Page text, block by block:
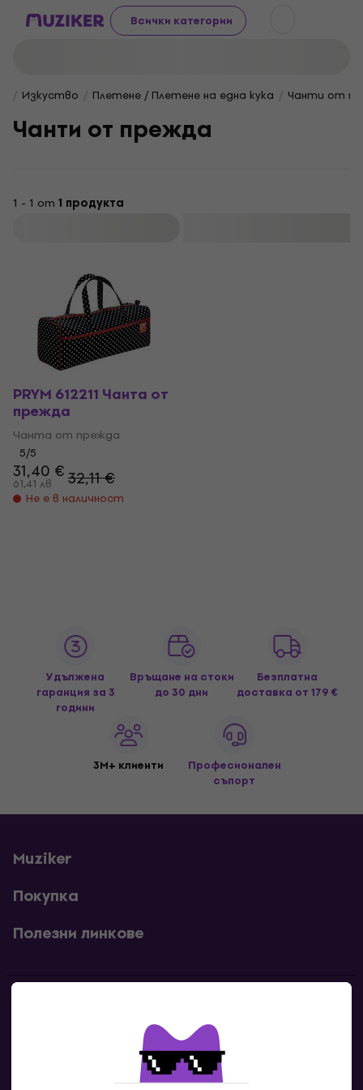
Всички категории
Изкуство Плетене / Плетене на една кука Чанти от
Чанти от прежда
1 - 1 от 1 продукта
PRYM 612211 Чанта от
прежда
Чанта от прежда
5/5
31,40 €
61,41 лв 32,11 €
Не е в наличност
Удължена
гаранция за 3
години
Връщане на стоки
до 30 дни
Безплатна
доставка от 179 €
3M+ клиенти
Професионален
съпорт
Muziker
Покупка
Полезни линкове
Свържи се с нас